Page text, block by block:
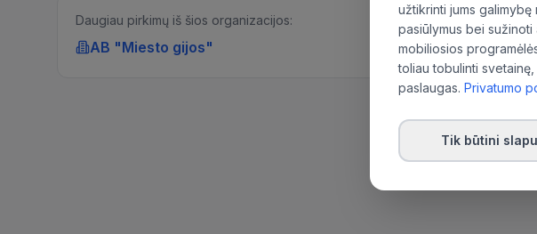
Daugiau pirkimų iš šios organizacijos:
AB "Miesto gijos"
užtikrinti jums
pasiūlymus bei
mobiliosios
toliau tobulinti
paslaugas. Privatumo
Tik būtini